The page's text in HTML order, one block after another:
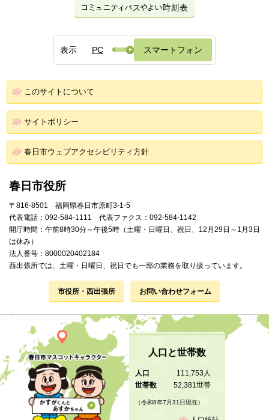
表示 PC スマートフォン
このサイトについて
サイトポリシー
春日市ウェブアクセシビリティ方針
春日市役所
〒816-8501 福岡県春日市原町3-1-5
代表電話：092-584-1111 代表ファクス：092-584-1142
開庁時間：午前8時30分～午後5時（土曜・日曜日、祝日、12月29日～1月3日
は休み）
法人番号：8000020402184
西出張所では、土曜・日曜日、祝日でも一部の業務を取り扱っています。
市役所・西出張所 お問い合わせフォーム
人口と世帯数
人口
111,753人
世帯数
52,381世帯
（令和8年7月31日現在）